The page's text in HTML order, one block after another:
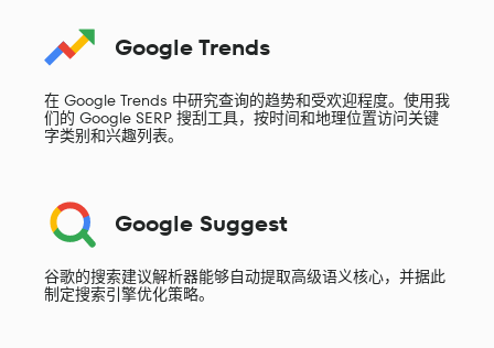
Google Trends
在 Google Trends 中研究查询的趋势和受欢迎程度。使用我
们的 Google SERP 搜刮工具，按时间和地理位置访问关键
字类别和兴趣列表。
Google Suggest
谷歌的搜索建议解析器能够自动提取高级语义核心，并据此
制定搜索引擎优化策略。